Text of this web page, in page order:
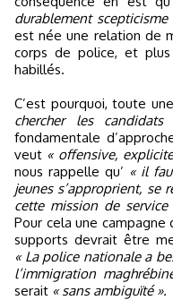
durablement
est née une relation de
corps de police, et
habillés.
C’est pourquoi, toute
chercher les candidats
fondamentale
veut « offensive,
nous rappelle qu’ « il
jeunes s’approprient, se
cette mission de
Pour cela une campagne
supports devrait être
« La police nationale a
l’immigration
serait « sans ambiguïté ».